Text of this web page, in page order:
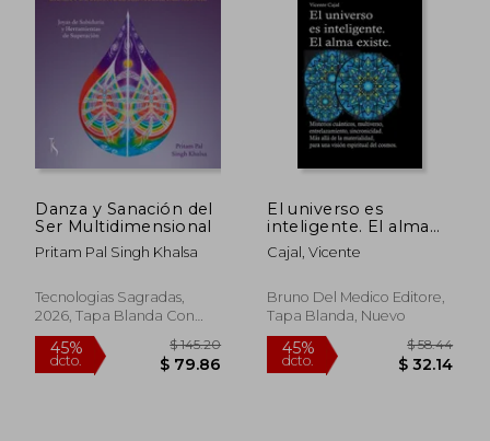
40%
dcto.
$ 70.84
$ 42.50
45%
dcto.
Danza y Sanación del
Ser Multidimensional
Pritam Pal Singh Khalsa
Tecnologias Sagradas,
2026, Tapa Blanda Con
Sobrecubierta, Nuevo
El universo es
inteligente. El alma
existe. Misterios
cuánticos, multiverso,
sincronicidad. Más allá
de la materialidad,
Cajal, Vicente
Bruno Del Medico Editore,
Tapa Blanda, Nuevo